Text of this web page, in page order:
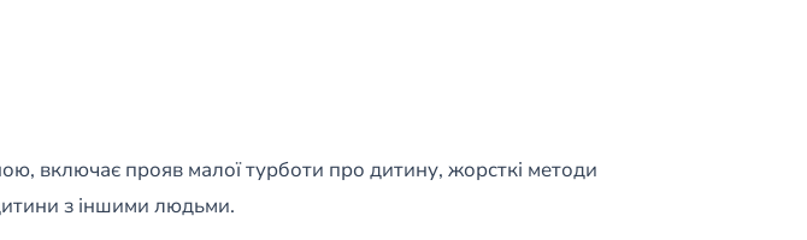
включає прояв малої турботи про дитину, жорсткі методи
з іншими людьми.